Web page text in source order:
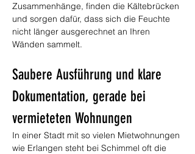
Zusammenhänge, finden die Kältebrücken
und sorgen dafür, dass sich die Feuchte
nicht länger ausgerechnet an Ihren
Wänden sammelt.
Saubere Ausführung und klare
Dokumentation, gerade bei
vermieteten Wohnungen
In einer Stadt mit so vielen Mietwohnungen
wie Erlangen steht bei Schimmel oft die